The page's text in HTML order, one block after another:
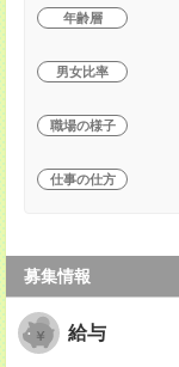
年齢層
男女比率
職場の様子
仕事の仕方
募集情報
給与